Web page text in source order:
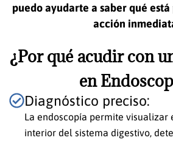
puedo ayudarte a saber qué
acción
¿Por qué acudir con
en
Diagnóstico preciso:
La endoscopía permite visualizar
interior del sistema digestivo,